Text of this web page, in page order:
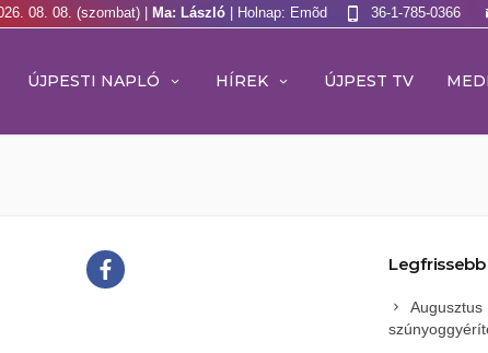
08. 08. (szombat) | Ma: László | Holnap: Emõd 36-1-785-0366
ÚJPESTI NAPLÓ HÍREK ÚJPEST TV
Augusztus